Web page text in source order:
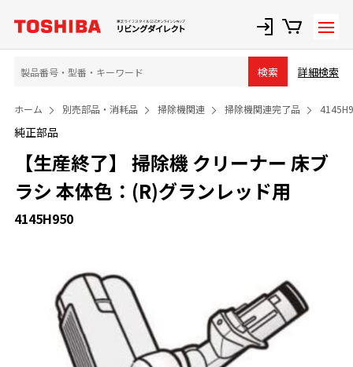
検索 詳細検索
ホーム 別売部品・消耗品 掃除機関連 掃除機関連完了品
純正部品
【生産終了】 掃除機 クリーナー 床ブ
ラシ 本体色：(R)グランレッド用
4145H950